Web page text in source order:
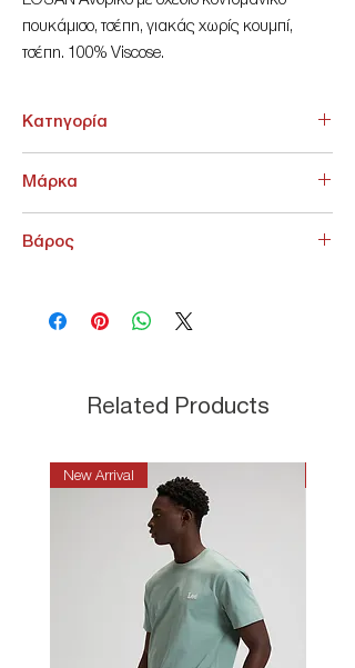
πουκάμισο, τσέπη, γιακάς χωρίς κουμπί,
τσέπη. 100% Viscose.
Κατηγορία
Μάρκα
Βάρος
Related Products
New Arrival